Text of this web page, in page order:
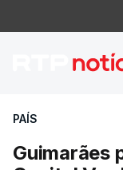
PAÍS
Guimarães